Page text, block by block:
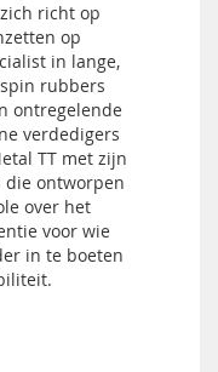
richt op
op
in lange,
rubbers
ontregelende
verdedigers
TT met zijn
die ontworpen
over het
voor wie
in te boeten